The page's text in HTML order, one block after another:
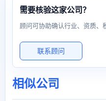
需要核验这家公司？
顾问可协助确认行业、资质、
联系顾问
相似公司